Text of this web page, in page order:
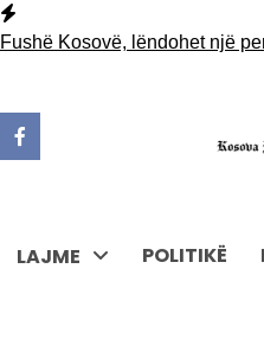
Skip
to
lëndohet një person,
LAJME POLITIKË